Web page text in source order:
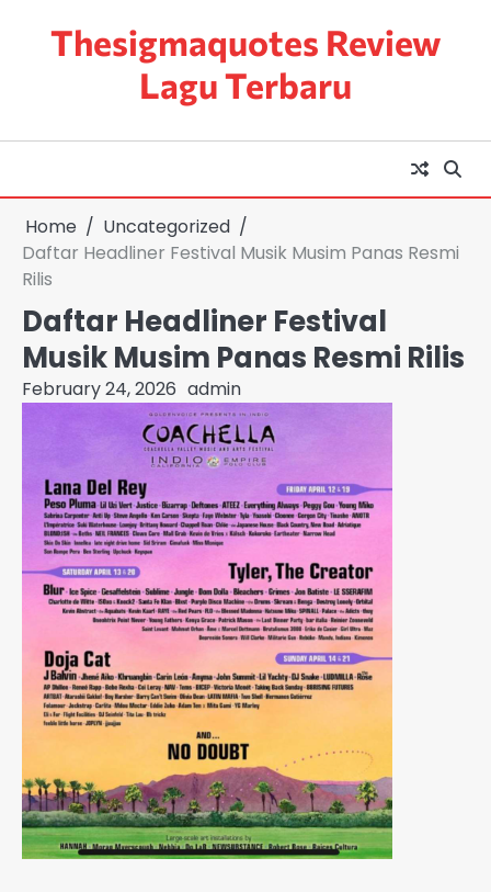
content
Thesigmaquotes Review
Lagu Terbaru
Home
Uncategorized
Daftar Headliner Festival Musik Musim Panas Resmi
Rilis
Daftar Headliner Festival
Musik Musim Panas Resmi Rilis
February 24, 2026 admin